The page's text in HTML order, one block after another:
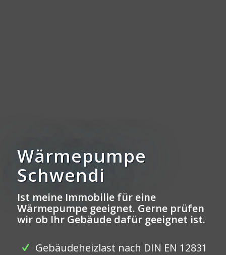
Wärmepumpe
Schwendi
Ist meine Immobilie für eine
Wärmepumpe geeignet. Gerne prüfen
wir ob Ihr Gebäude dafür geeignet ist.
Gebäudeheizlast nach DIN EN 12831